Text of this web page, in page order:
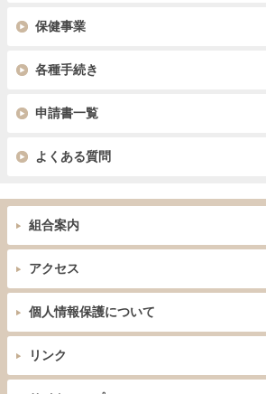
保健事業
各種手続き
申請書一覧
よくある質問
組合案内
アクセス
個人情報保護について
リンク